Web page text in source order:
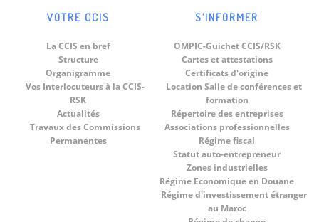
VOTRE CCIS
La CCIS en bref
Structure
Organigramme
Vos Interlocuteurs à la CCIS-
RSK
Actualités
Travaux des Commissions
Permanentes
S’INFORMER
OMPIC-Guichet CCIS/RSK
Cartes et attestations
Certificats d'origine
Location Salle de conférences et
formation
Répertoire des entreprises
Associations professionnelles
Régime fiscal
Statut auto-entrepreneur
Zones industrielles
Régime Economique en Douane
Régime d'investissement étranger
au Maroc